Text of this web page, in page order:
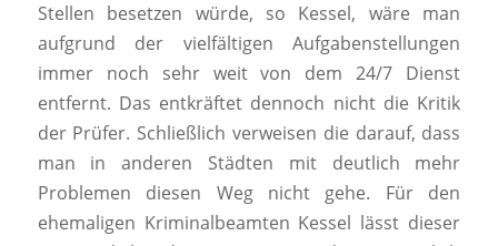
Stellen besetzen würde, so Kessel, wäre man
aufgrund der vielfältigen Aufgabenstellungen
immer noch sehr weit von dem 24/7 Dienst
entfernt. Das entkräftet dennoch nicht die Kritik
der Prüfer. Schließlich verweisen die darauf, dass
man in anderen Städten mit deutlich mehr
Problemen diesen Weg nicht gehe. Für den
ehemaligen Kriminalbeamten Kessel lässt dieser